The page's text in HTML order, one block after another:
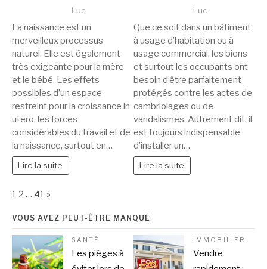
Luc
La naissance est un
merveilleux processus
naturel. Elle est également
très exigeante pour la mère
et le bébé. Les effets
possibles d’un espace
restreint pour la croissance in
utero, les forces
considérables du travail et de
la naissance, surtout en…
Lire la suite
Luc
Que ce soit dans un bâtiment
à usage d’habitation ou à
usage commercial, les biens
et surtout les occupants ont
besoin d’être parfaitement
protégés contre les actes de
cambriolages ou de
vandalismes. Autrement dit, il
est toujours indispensable
d’installer un…
Lire la suite
Page:
1 2 … 41 Next
»
VOUS AVEZ PEUT-ÊTRE MANQUÉ
SANTÉ
Les pièges à
IMMOBILIER
Vendre